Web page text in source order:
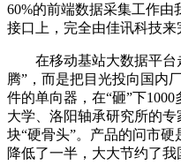
60%的前端数据采集工作
接口上，完全由佳讯科技来
在移动基站大数据平台
腾”，而是把目光投向国内
件的单向器，在“砸”下
大学、洛阳轴承研究所的
块“硬骨头”。产品的问市
降低了一半，大大节约了我